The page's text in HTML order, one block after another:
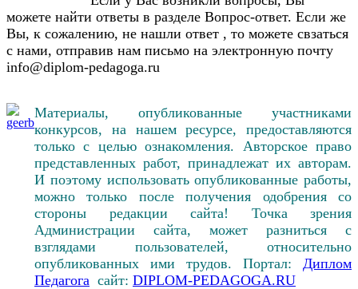
можете найти ответы в разделе Вопрос-ответ. Если же
Вы, к сожалению, не нашли ответ , то можете свзаться
с нами, отправив нам письмо на электронную почту
info@diplom-pedagoga.ru
Материалы, опубликованные участниками
конкурсов, на нашем ресурсе, предоставляются
только с целью ознакомления. Авторское право
представленных работ, принадлежат их авторам.
И поэтому использовать опубликованные работы,
можно только после получения одобрения со
стороны редакции сайта! Точка зрения
Администрации сайта, может разниться с
взглядами пользователей, относительно
опубликованных ими трудов. Портал: Диплом
Педагога сайт: DIPLOM-PEDAGOGA.RU